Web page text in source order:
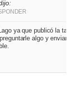
ya que publicó la
algo y